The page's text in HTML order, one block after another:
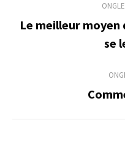
de
Le meilleur moyen
se